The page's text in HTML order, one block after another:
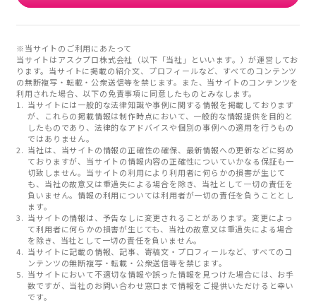
※当サイトのご利用にあたって
当サイトはアスクプロ株式会社（以下「当社」といいます。）が運営してお
ります。当サイトに掲載の紹介文、プロフィールなど、すべてのコンテンツ
の無断複写・転載・公衆送信等を禁じます。また、当サイトのコンテンツを
利用された場合、以下の免責事項に同意したものとみなします。
当サイトには一般的な法律知識や事例に関する情報を掲載しております
が、これらの掲載情報は制作時点において、一般的な情報提供を目的と
したものであり、法律的なアドバイスや個別の事例への適用を行うもの
ではありません。
当社は、当サイトの情報の正確性の確保、最新情報への更新などに努め
ておりますが、当サイトの情報内容の正確性についていかなる保証も一
切致しません。当サイトの利用により利用者に何らかの損害が生じて
も、当社の故意又は重過失による場合を除き、当社として一切の責任を
負いません。情報の利用については利用者が一切の責任を負うこととし
ます。
当サイトの情報は、予告なしに変更されることがあります。変更によっ
て利用者に何らかの損害が生じても、当社の故意又は重過失による場合
を除き、当社として一切の責任を負いません。
当サイトに記載の情報、記事、寄稿文・プロフィールなど、すべてのコ
ンテンツの無断複写・転載・公衆送信等を禁じます。
当サイトにおいて不適切な情報や誤った情報を見つけた場合には、お手
数ですが、当社のお問い合わせ窓口まで情報をご提供いただけると幸い
です。